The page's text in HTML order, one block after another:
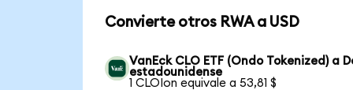
Convierte otros RWA a USD
VanEck CLO ETF (Ondo Tokenized) a
estadounidense
1 CLOIon equivale a 53,81 $